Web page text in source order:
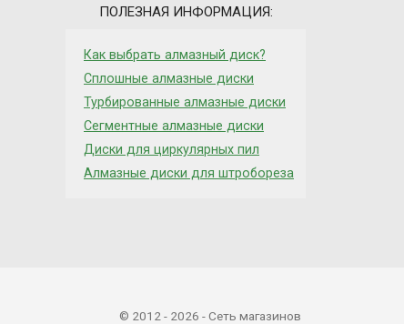
ПОЛЕЗНАЯ ИНФОРМАЦИЯ:
Как выбрать алмазный диск?
Сплошные алмазные диски
Турбированные алмазные диски
Сегментные алмазные диски
Диски для циркулярных пил
Алмазные диски для штробореза
© 2012 - 2026 - Сеть магазинов